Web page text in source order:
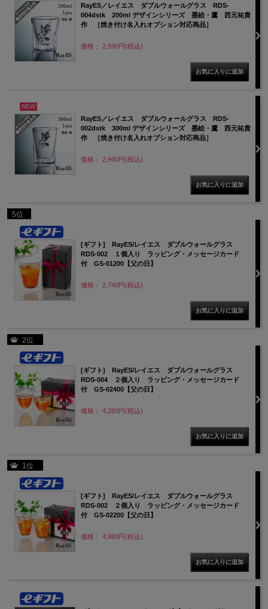
RayES／レイエス ダブルウォールグラス RDS-
004dstk 200ml デザインシリーズ 墨絵・鷹 西元祐貴
作 ［焼き付け名入れオプション対応商品］
価格： 2,590円(税込)
NEW
RayES／レイエス ダブルウォールグラス RDS-
002dstk 300ml デザインシリーズ 墨絵・鷹 西元祐貴
作 ［焼き付け名入れオプション対応商品］
価格： 2,940円(税込)
5位
[ギフト] RayES/レイエス ダブルウォールグラス
RDS-002 １個入り ラッピング・メッセージカード
付 GS-01200【父の日】
価格： 2,740円(税込)
2位
[ギフト] RayES/レイエス ダブルウォールグラス
RDS-004 ２個入り ラッピング・メッセージカード
付 GS-02400【父の日】
価格： 4,280円(税込)
1位
[ギフト] RayES/レイエス ダブルウォールグラス
RDS-002 ２個入り ラッピング・メッセージカード
付 GS-02200【父の日】
価格： 4,980円(税込)